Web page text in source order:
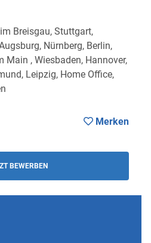
Breisgau, Stuttgart,
Nürnberg, Berlin,
Main , Wiesbaden, Hannover,
Leipzig, Home Office,
BEWERBEN
Merken